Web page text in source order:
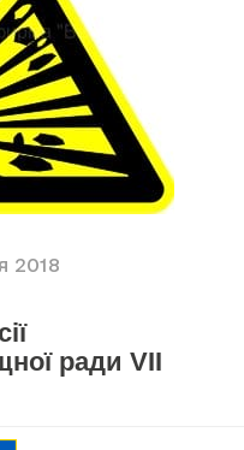
2018
ради VII